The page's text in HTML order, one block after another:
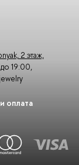
2 этаж,
19:00,
оплата